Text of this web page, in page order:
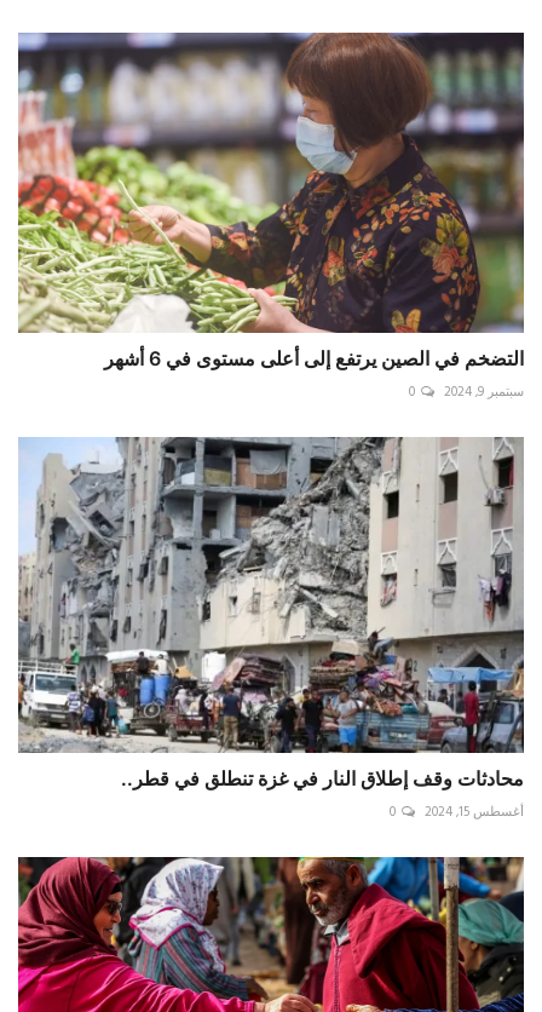
التضخم في الصين يرتفع إلى أعلى مستوى في 6 أشهر
سبتمبر 9, 2024 0
محادثات وقف إطلاق النار في غزة تنطلق في قطر..
أغسطس 15, 2024 0